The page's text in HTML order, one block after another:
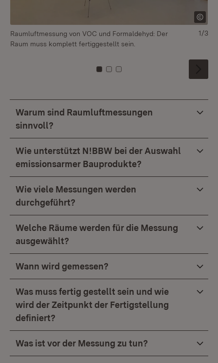
Raumluftmessung von VOC und Formaldehyd: Der
Raum muss komplett fertiggestellt sein.
Zu Kachel: 0
Zu Kachel: 1
Zu Kachel: 2
1/3
Warum sind Raumluftmessungen
sinnvoll?
Wie unterstützt N!BBW bei der Auswahl
emissionsarmer Bauprodukte?
Wie viele Messungen werden
durchgeführt?
Welche Räume werden für die Messung
ausgewählt?
Wann wird gemessen?
Was muss fertig gestellt sein und wie
wird der Zeitpunkt der Fertigstellung
definiert?
Was ist vor der Messung zu tun?